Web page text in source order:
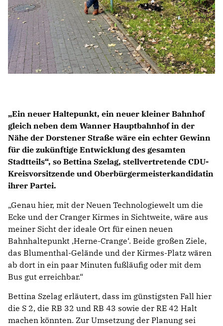
Ein neuer Haltepunkt, ein neuer kleiner Bahnhof
gleich neben dem Wanner Hauptbahnhof in der
Nähe der Dorstener Straße wäre ein echter Gewinn
für die zukünftige Entwicklung des gesamten
Stadtteils“, so Bettina Szelag, stellvertretende CDU-
Kreisvorsitzende und Oberbürgermeisterkandidatin
ihrer Partei.
Genau hier, mit der Neuen Technologiewelt um die
Ecke und der Cranger Kirmes in Sichtweite, wäre aus
meiner Sicht der ideale Ort für einen neuen
Bahnhaltepunkt ‚Herne-Crange‘. Beide großen Ziele,
das Blumenthal-Gelände und der Kirmes-Platz wären
ab dort in ein paar Minuten fußläufig oder mit dem
Bus gut erreichbar.“
Bettina Szelag erläutert, dass im günstigsten Fall hier
die S 2, die RB 32 und RB 43 sowie der RE 42 Halt
machen könnten. Zur Umsetzung der Planung sei